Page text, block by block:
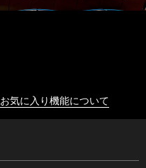
お気に入り機能について